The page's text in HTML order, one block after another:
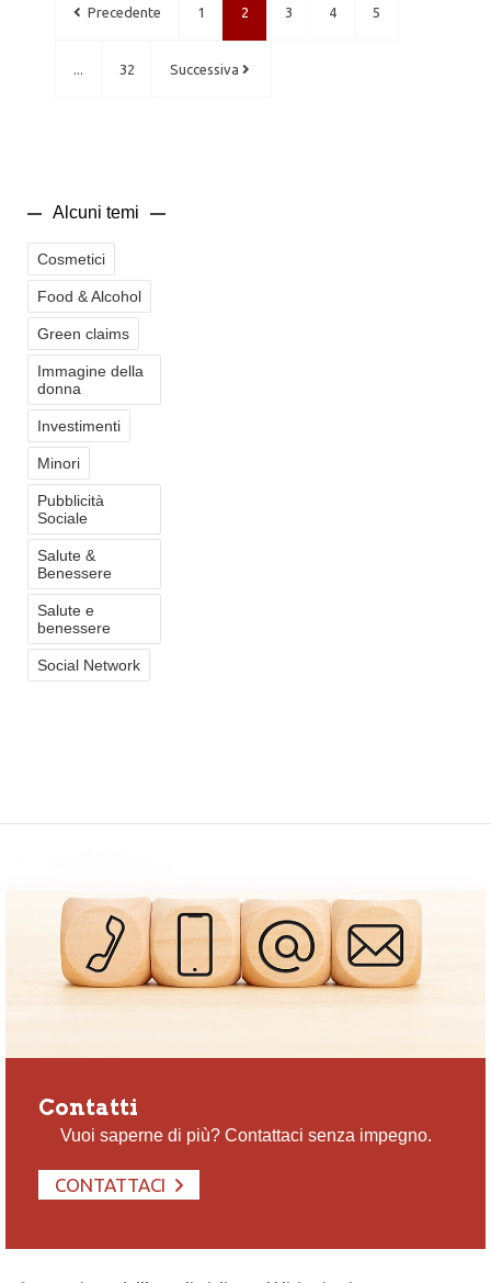
Precedente 1 2 3 4 5
... 32 Successiva
Alcuni temi
Cosmetici
Food & Alcohol
Green claims
Immagine della
donna
Investimenti
Minori
Pubblicità
Sociale
Salute &
Benessere
Salute e
benessere
Social Network
Contatti
Vuoi saperne di più? Contattaci senza impegno.
CONTATTACI